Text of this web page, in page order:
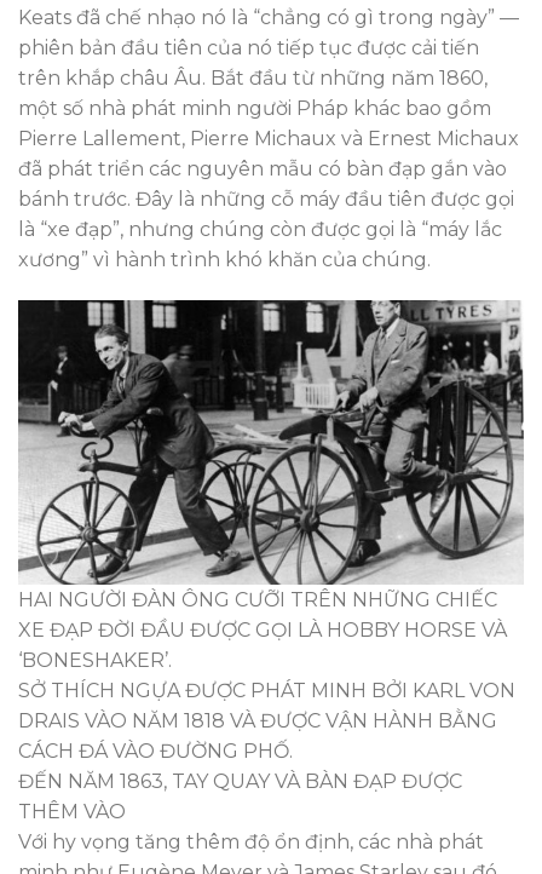
Keats đã chế nhạo nó là “chẳng có gì trong ngày” —
phiên bản đầu tiên của nó tiếp tục được cải tiến
trên khắp châu Âu. Bắt đầu từ những năm 1860,
một số nhà phát minh người Pháp khác bao gồm
Pierre Lallement, Pierre Michaux và Ernest Michaux
đã phát triển các nguyên mẫu có bàn đạp gắn vào
bánh trước. Đây là những cỗ máy đầu tiên được gọi
là “xe đạp”, nhưng chúng còn được gọi là “máy lắc
xương” vì hành trình khó khăn của chúng.
HAI NGƯỜI ĐÀN ÔNG CƯỠI TRÊN NHỮNG CHIẾC
XE ĐẠP ĐỜI ĐẦU ĐƯỢC GỌI LÀ HOBBY HORSE VÀ
‘BONESHAKER’.
SỞ THÍCH NGỰA ĐƯỢC PHÁT MINH BỞI KARL VON
DRAIS VÀO NĂM 1818 VÀ ĐƯỢC VẬN HÀNH BẰNG
CÁCH ĐÁ VÀO ĐƯỜNG PHỐ.
ĐẾN NĂM 1863, TAY QUAY VÀ BÀN ĐẠP ĐƯỢC
THÊM VÀO
Với hy vọng tăng thêm độ ổn định, các nhà phát